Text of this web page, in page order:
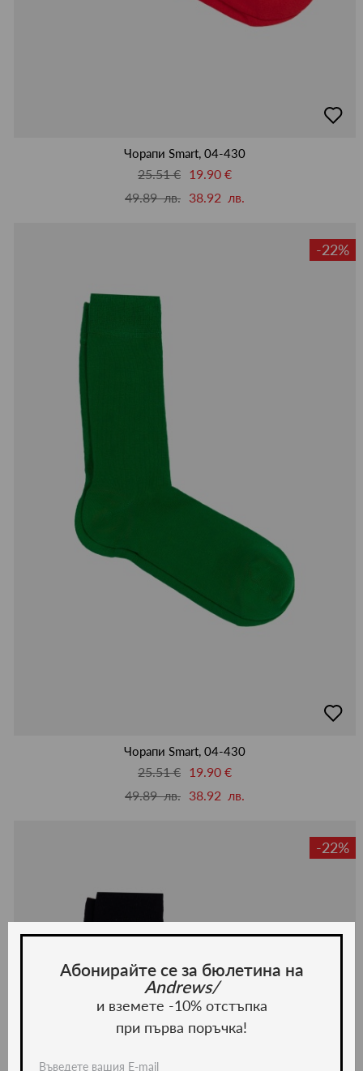
в
Чорапи Smart, 04-430
25.51 € 19.90 €
49.89 лв. 38.92 лв.
-22%
в
Чорапи Smart, 04-430
25.51 € 19.90 €
49.89 лв. 38.92 лв.
-22%
Абонирайте се за бюлетина на
Andrews/
и вземете -10% отстъпка
при първа поръчка!